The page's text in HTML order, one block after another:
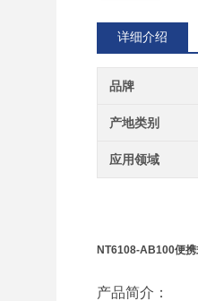
详细介绍
品牌
产地类别
应用领域
NT6108-AB100便
产品简介：